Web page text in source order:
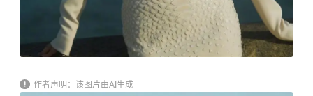
作者声明：该图片由AI生成